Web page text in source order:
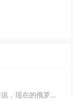
俄罗斯搜索引擎网址是多少 对于外贸人来说，现在的俄罗斯市场可以算是一个炙手可热的香饽饽，而要开发俄罗斯客户，就需要会用他们的搜索引擎，下面详细介绍俄罗斯搜索引擎网址是多少？ 俄罗斯搜索引擎网址是多少 俄罗斯引擎官方入口地址https...